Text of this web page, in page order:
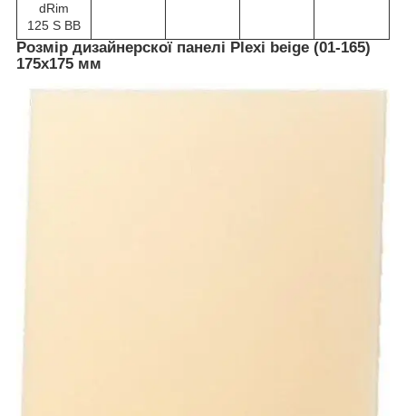
dRim
125 S BB
Розмір дизайнерскої панелі Plexi beige (01-165)
175х175 мм